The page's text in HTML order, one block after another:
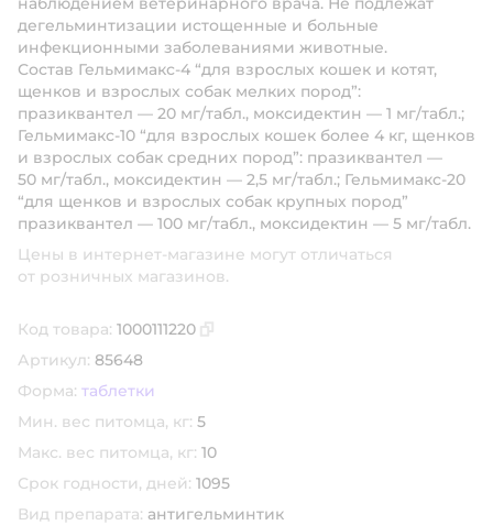
дегельминтизации истощенные и больные
инфекционными заболеваниями животные.
Состав Гельмимакс-4 “для взрослых кошек и котят,
щенков и взрослых собак мелких пород”:
празиквантел — 20 мг/табл., моксидектин — 1 мг/табл.;
Гельмимакс-10 “для взрослых кошек более 4 кг, щенков
и взрослых собак средних пород”: празиквантел —
50 мг/табл., моксидектин — 2,5 мг/табл.; Гельмимакс-20
“для щенков и взрослых собак крупных пород”
празиквантел — 100 мг/табл., моксидектин — 5 мг/табл.
Цены в интернет-магазине могут отличаться
от розничных магазинов.
Код товара: 1000111220
Артикул: 85648
Форма: таблетки
Мин. вес питомца, кг: 5
Макс. вес питомца, кг: 10
Срок годности, дней: 1095
Вид препарата: антигельминтик